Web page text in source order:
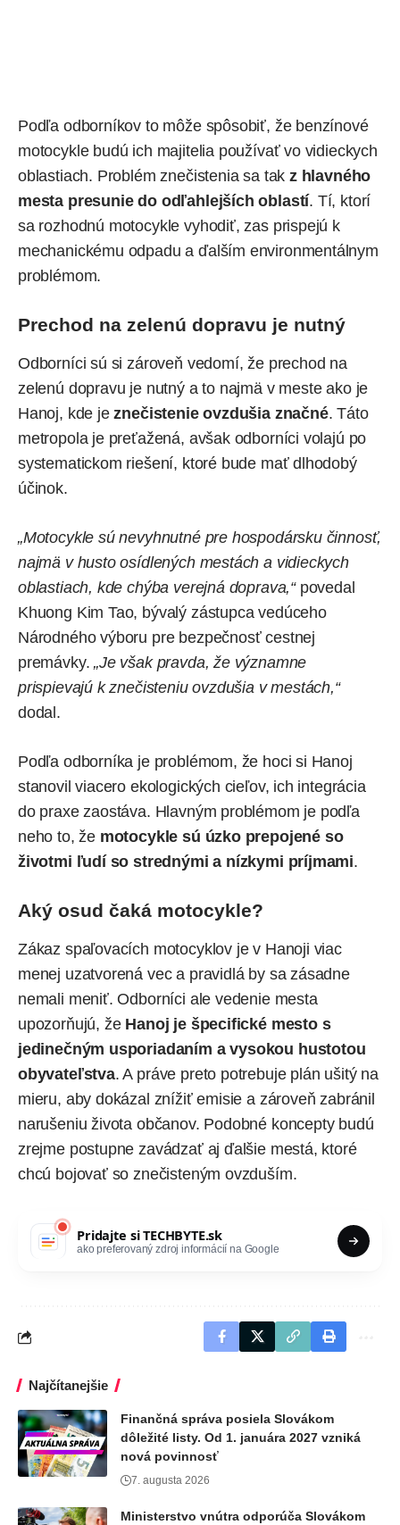
Podľa odborníkov to môže spôsobiť, že benzínové
motocykle budú ich majitelia používať vo vidieckych
oblastiach. Problém znečistenia sa tak z hlavného
mesta presunie do odľahlejších oblastí. Tí, ktorí
sa rozhodnú motocykle vyhodiť, zas prispejú k
mechanickému odpadu a ďalším environmentálnym
problémom.
Prechod na zelenú dopravu je nutný
Odborníci sú si zároveň vedomí, že prechod na
zelenú dopravu je nutný a to najmä v meste ako je
Hanoj, kde jeznečistenie ovzdušia značné. Táto
metropola je preťažená, avšak odborníci volajú po
systematickom riešení, ktoré bude mať dlhodobý
účinok.
„Motocykle sú nevyhnutné pre hospodársku činnosť,
najmä v husto osídlených mestách a vidieckych
oblastiach, kde chýba verejná doprava,“povedal
Khuong Kim Tao, bývalý zástupca vedúceho
Národného výboru pre bezpečnosť cestnej
premávky.„Je však pravda, že významne
prispievajú k znečisteniu ovzdušia v mestách,“
dodal.
Podľa odborníka je problémom, že hoci si Hanoj
stanovil viacero ekologických cieľov, ich integrácia
do praxe zaostáva. Hlavným problémom je podľa
neho to, že motocykle sú úzko prepojené so
životmi ľudí so strednými a nízkymi príjmami.
Aký osud čaká motocykle?
Zákaz spaľovacích motocyklov je v Hanoji viac
menej uzatvorená vec a pravidlá by sa zásadne
nemali meniť. Odborníci ale vedenie mesta
upozorňujú, že Hanoj je špecifické mesto s
jedinečným usporiadaním a vysokou hustotou
obyvateľstva. A práve preto potrebuje plán ušitý na
mieru, aby dokázal znížiťemisie a zároveň zabránil
narušeniu života občanov. Podobné koncepty budú
zrejme postupne zavádzať aj ďalšie mestá, ktoré
chcú bojovať so znečisteným ovzduším.
Pridajte siTECHBYTE.sk
ako preferovaný zdroj informácií na Google
Najčítanejšie
Finančná správa posiela Slovákom
dôležité listy. Od 1. januára 2027 vzniká
nová povinnosť
7. augusta 2026
Ministerstvo vnútra odporúča Slovákom